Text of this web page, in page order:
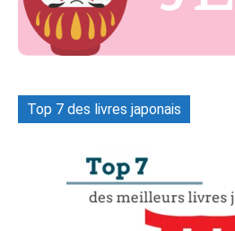
Top 7 des livres japonais